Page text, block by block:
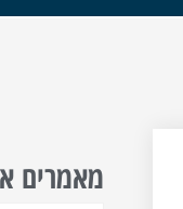
מאמרים